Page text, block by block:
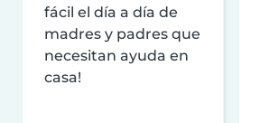
fácil el día a día de
madres y padres que
necesitan ayuda en
casa!